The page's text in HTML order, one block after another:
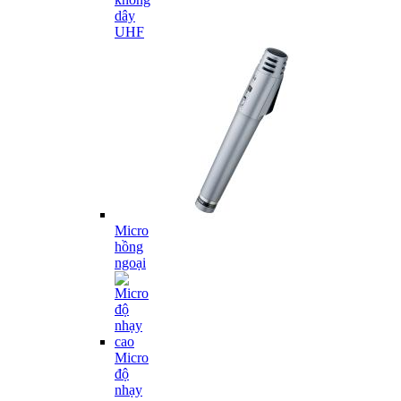
dây
UHF
Micro
hồng
ngoại
Micro
độ
nhạy